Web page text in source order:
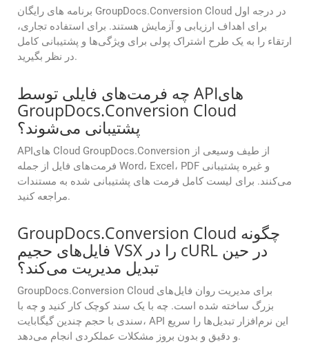
برنامه های رایگان GroupDocs.Conversion Cloud در درجه اول
برای اهداف ارزیابی و آزمایش هستند. برای استفاده تجاری،
ارتقاء را به یک طرح اشتراک پولی برای ویژگی‌ها و پشتیبانی کامل
در نظر بگیرید.
چه فرمت‌های فایلی توسط APIهای
GroupDocs.Conversion Cloud
پشتیبانی می‌شوند؟
APIهای Cloud GroupDocs.Conversion از طیف وسیعی از
فرمت‌های فایل از جمله Word، Excel، PDF و غیره پشتیبانی
می‌کنند. برای لیست کامل فرمت های پشتیبانی شده به مستندات
مراجعه کنید.
GroupDocs.Conversion Cloud چگونه
فایل‌های حجیم VSX را در cURL در حین
تبدیل مدیریت می‌کند؟
GroupDocs.Conversion Cloud برای مدیریت روان فایل‌های
بزرگ ساخته شده است. چه با یک سند کوچک کار کنید و چه با
سندی با حجم چندین گیگابایت، API این نرم‌افزار تبدیل‌ها را سریع
و دقیق و بدون بروز مشکلات عملکردی انجام می‌دهد.